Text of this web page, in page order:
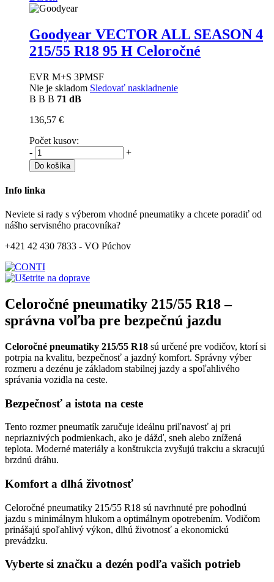
Goodyear VECTOR ALL SEASON 4
215/55 R18 95 H Celoročné
EVR M+S 3PMSF
Nie je skladom Sledovať naskladnenie
B B B 71 dB
136,57 €
Počet kusov:
-
+
Do košíka
Info linka
Neviete si rady s výberom vhodné pneumatiky a chcete poradiť od
nášho servisného pracovníka?
+421 42 430 7833 - VO Púchov
Celoročné pneumatiky 215/55 R18 –
správna voľba pre bezpečnú jazdu
Celoročné pneumatiky 215/55 R18 sú určené pre vodičov, ktorí si
potrpia na kvalitu, bezpečnosť a jazdný komfort. Správny výber
rozmeru a dezénu je základom stabilnej jazdy a spoľahlivého
správania vozidla na ceste.
Bezpečnosť a istota na ceste
Tento rozmer pneumatík zaručuje ideálnu priľnavosť aj pri
nepriaznivých podmienkach, ako je dážď, sneh alebo znížená
teplota. Moderné materiály a konštrukcia zvyšujú trakciu a skracujú
brzdnú dráhu.
Komfort a dlhá životnosť
Celoročné pneumatiky 215/55 R18 sú navrhnuté pre pohodlnú
jazdu s minimálnym hlukom a optimálnym opotrebením. Vodičom
prinášajú spoľahlivý výkon, dlhú životnosť a ekonomickú
prevádzku.
Vyberte si značku a dezén podľa vašich potrieb